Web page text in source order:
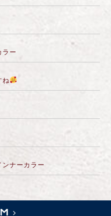
ラー
ね
ンナーカラー